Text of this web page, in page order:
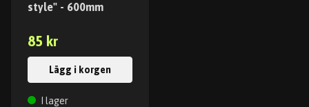
style" - 600mm
85 kr
Lägg i korgen
I lager